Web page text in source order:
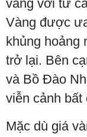
vàng với tư
Vàng được
khủng hoảng
trở lại. Bên
và Bồ Đào
viễn cảnh bất
Mặc dù giá